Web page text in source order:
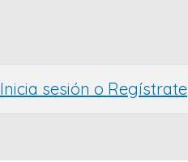
Inicia sesión o Regístrate